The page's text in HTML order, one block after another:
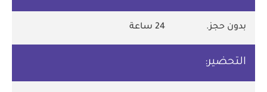
بدون حجز. 24 ساعة
التحضير: